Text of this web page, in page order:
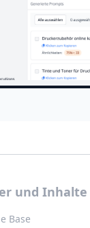
und Inhalte
Base